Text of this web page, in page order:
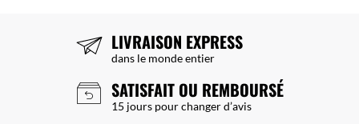
LIVRAISON EXPRESS
dans le monde entier
SATISFAIT OU REMBOURSÉ
15 jours pour changer d’avis